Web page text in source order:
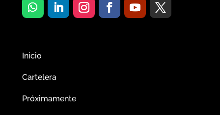
Inicio
Cartelera
Próximamente